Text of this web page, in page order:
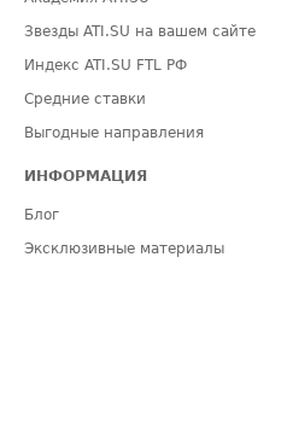
Звезды ATI.SU на вашем сайте
Индекс ATI.SU FTL РФ
Средние ставки
Выгодные направления
ИНФОРМАЦИЯ
Блог
Эксклюзивные материалы